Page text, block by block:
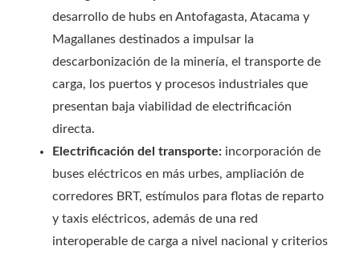
desarrollo de hubs en Antofagasta, Atacama y
Magallanes destinados a impulsar la
descarbonización de la minería, el transporte de
carga, los puertos y procesos industriales que
presentan baja viabilidad de electrificación
directa.
Electrificación del transporte: incorporación de
buses eléctricos en más urbes, ampliación de
corredores BRT, estímulos para flotas de reparto
y taxis eléctricos, además de una red
interoperable de carga a nivel nacional y criterios